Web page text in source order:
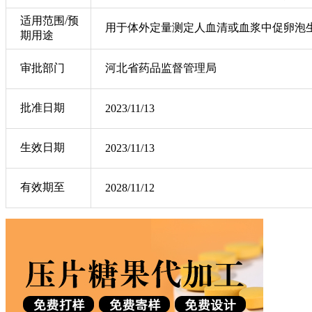
适用范围/预
期用途
用于体外定量测定人血清或血浆中促卵泡
审批部门 河北省药品监督管理局
批准日期 2023/11/13
生效日期 2023/11/13
有效期至 2028/11/12